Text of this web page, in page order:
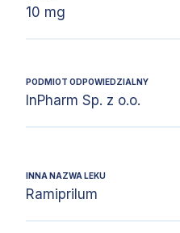
10 mg
PODMIOT ODPOWIEDZIALNY
InPharm Sp. z o.o.
INNA NAZWA LEKU
Ramiprilum